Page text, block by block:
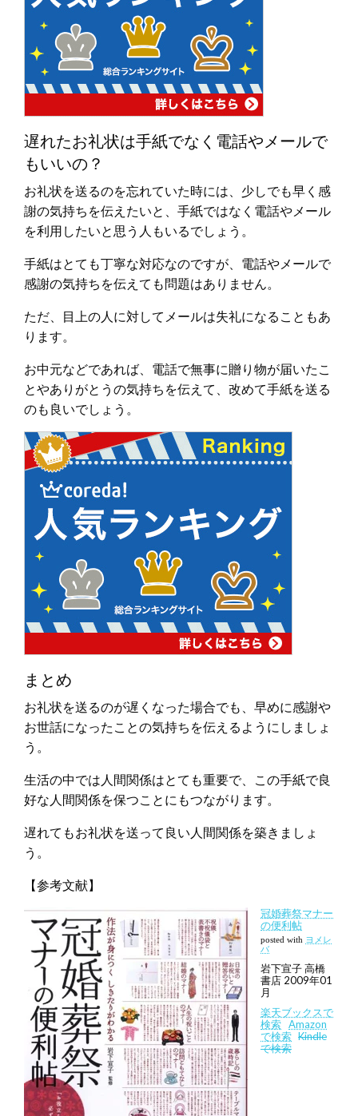
遅れたお礼状は手紙でなく電話やメールで
もいいの？
お礼状を送るのを忘れていた時には、少しでも早く感
謝の気持ちを伝えたいと、手紙ではなく電話やメール
を利用したいと思う人もいるでしょう。
手紙はとても丁寧な対応なのですが、電話やメールで
感謝の気持ちを伝えても問題はありません。
ただ、目上の人に対してメールは失礼になることもあ
ります。
お中元などであれば、電話で無事に贈り物が届いたこ
とやありがとうの気持ちを伝えて、改めて手紙を送る
のも良いでしょう。
まとめ
お礼状を送るのが遅くなった場合でも、早めに感謝や
お世話になったことの気持ちを伝えるようにしましょ
う。
生活の中では人間関係はとても重要で、この手紙で良
好な人間関係を保つことにもつながります。
遅れてもお礼状を送って良い人間関係を築きましょ
う。
【参考文献】
冠婚葬祭マナー
の便利帖
posted with ヨメレ
バ
岩下宣子 高橋
書店 2009年01
月
楽天ブックスで
検索 Amazon
で検索 Kindle
で検索